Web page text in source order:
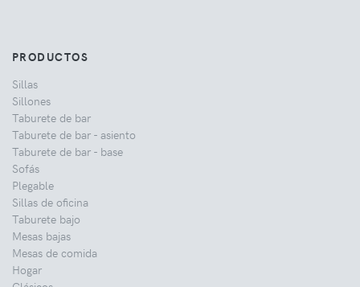
PRODUCTOS
Sillas
Sillones
Taburete de bar
Taburete de bar - asiento
Taburete de bar - base
Sofás
Plegable
Sillas de oficina
Taburete bajo
Mesas bajas
Mesas de comida
Hogar